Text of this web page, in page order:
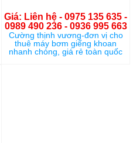
Giá: Liên hệ - 0975 135 635 -
0989 490 236 - 0936 995 663
Cường thịnh vương-đơn vị cho
thuê máy bơm giếng khoan
nhanh chóng, giá rẻ toàn quốc